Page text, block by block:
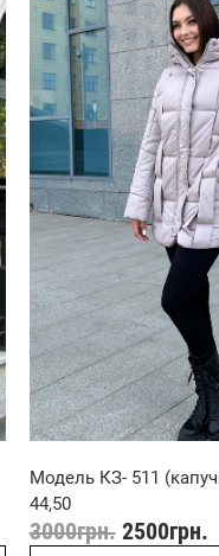
Модель КЗ- 511
44,50
3000грн. 2500грн.